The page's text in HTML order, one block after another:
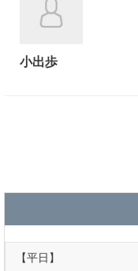
小出歩
【平日】